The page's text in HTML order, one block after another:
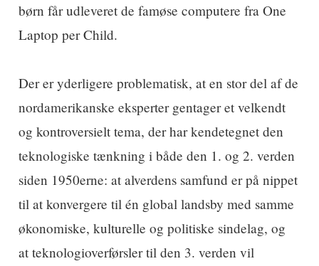
børn får udleveret de famøse computere fra One
Laptop per Child.
Der er yderligere problematisk, at en stor del af de
nordamerikanske eksperter gentager et velkendt
og kontroversielt tema, der har kendetegnet den
teknologiske tænkning i både den 1. og 2. verden
siden 1950erne: at alverdens samfund er på nippet
til at konvergere til én global landsby med samme
økonomiske, kulturelle og politiske sindelag, og
at teknologioverførsler til den 3. verden vil